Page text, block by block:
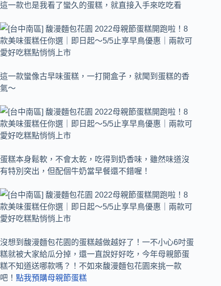
這一款也是我看了蠻久的蛋糕，就直接入手來吃吃看
這一款蠻像古早味蛋糕，一打開盒子，就聞到蛋糕的香
氣～
蛋糕本身鬆軟，不會太乾，吃得到奶香味，雖然味道沒
有特別突出，但配個牛奶當早餐還不錯喔！
沒想到馥漫麵包花園的蛋糕越做越好了！一不小心6吋蛋
糕就被大家給瓜分掉，還一直說好好吃，今年母親節蛋
糕不知道送哪款嗎？！不如來馥漫麵包花園來挑一款
吧！ 點我預購母親節蛋糕